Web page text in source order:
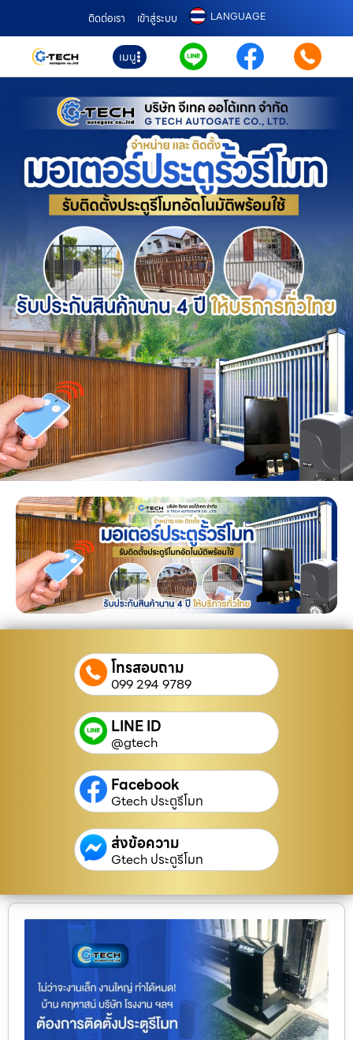
ติดต่อเรา เข้าสู่ระบบ LANGUAGE
เมนู
โทรสอบถาม
099 294 9789
LINE ID
@gtech
Facebook
Gtech ประตูรีโมท
ส่งข้อความ
Gtech ประตูรีโมท